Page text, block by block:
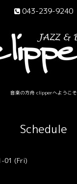
043-239-9240
音楽の方舟 clipperへようこそ
Schedule
01 (Fri)